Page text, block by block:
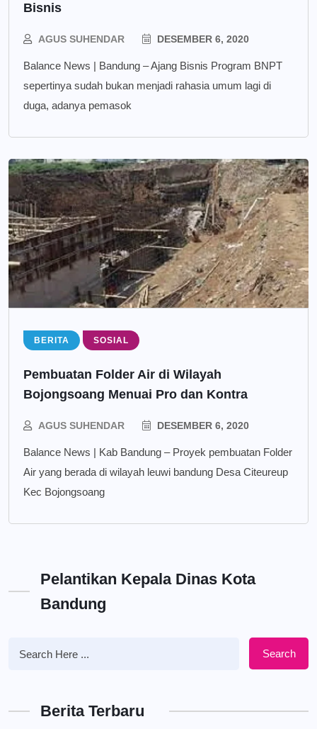
Bisnis
AGUS SUHENDAR DESEMBER 6, 2020
Balance News | Bandung – Ajang Bisnis Program BNPT
sepertinya sudah bukan menjadi rahasia umum lagi di
duga, adanya pemasok
BERITA SOSIAL
Pembuatan Folder Air di Wilayah
Bojongsoang Menuai Pro dan Kontra
AGUS SUHENDAR DESEMBER 6, 2020
Balance News | Kab Bandung – Proyek pembuatan Folder
Air yang berada di wilayah leuwi bandung Desa Citeureup
Kec Bojongsoang
Pelantikan Kepala Dinas Kota
Bandung
Search
Berita Terbaru